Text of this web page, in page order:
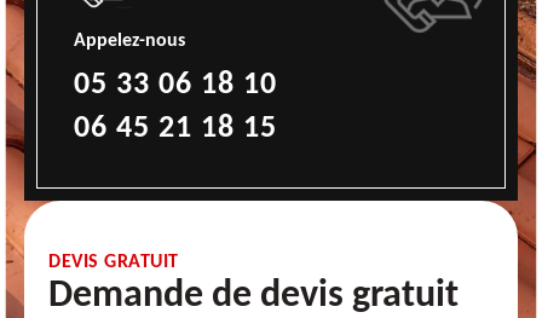
Appelez-nous
05 33 06 18 10
06 45 21 18 15
DEVIS GRATUIT
Demande de devis gratuit